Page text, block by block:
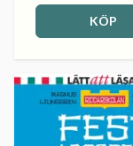
KÖP